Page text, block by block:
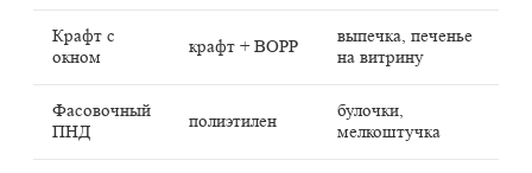
Крафт с
окном
крафт + BOPP
выпечка, печенье
на витрину
Фасовочный
ПНД
полиэтилен
булочки,
мелкоштучка